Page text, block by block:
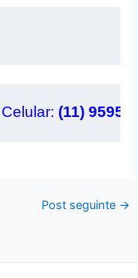
| Celular: (11)
Post seguinte →